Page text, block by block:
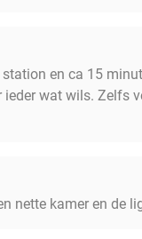
en ca 15
wat wils. Zelfs
nette kamer en de